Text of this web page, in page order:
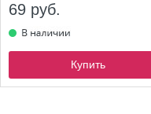
69 руб.
Купить